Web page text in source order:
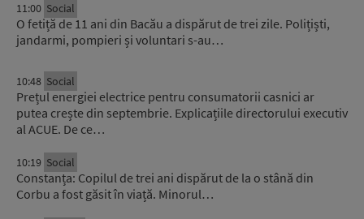
11:00 Social
O fetiță de 11 ani din Bacău a dispărut de trei zile. Polițiști,
jandarmi, pompieri și voluntari s-au…
10:48 Social
Prețul energiei electrice pentru consumatorii casnici ar
putea crește din septembrie. Explicațiile directorului executiv
al ACUE. De ce…
10:19 Social
Constanța: Copilul de trei ani dispărut de la o stână din
Corbu a fost găsit în viață. Minorul…